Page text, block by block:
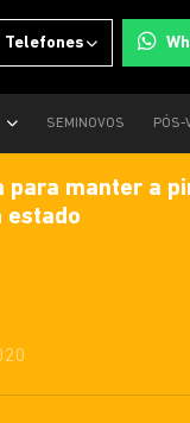
Telefones
SEMINOVOS PÓS-
para manter a
estado